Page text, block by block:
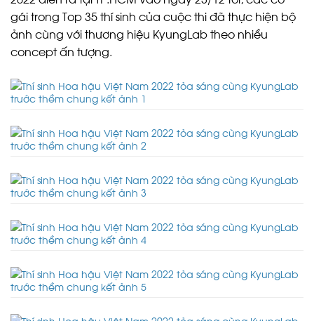
gái trong Top 35 thí sinh của cuộc thi đã thực hiện bộ
ảnh cùng với thương hiệu KyungLab theo nhiều
concept ấn tượng.